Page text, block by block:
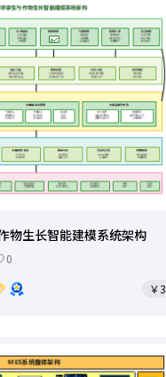
物生长智能建模系统架构
0
￥3